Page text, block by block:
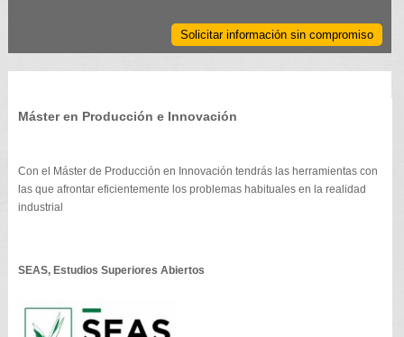
Solicitar información sin compromiso
Máster en Producción e Innovación
Con el Máster de Producción en Innovación tendrás las herramientas con
las que afrontar eficientemente los problemas habituales en la realidad
industrial
SEAS, Estudios Superiores Abiertos